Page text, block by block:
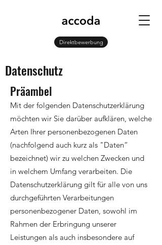
Direktbewerbung
Datenschutz
Präambel
Mit der folgenden Datenschutzerklärung
möchten wir Sie darüber aufklären, welche
Arten Ihrer personenbezogenen Daten
(nachfolgend auch kurz als "Daten“
bezeichnet) wir zu welchen Zwecken und
in welchem Umfang verarbeiten. Die
Datenschutzerklärung gilt für alle von uns
durchgeführten Verarbeitungen
personenbezogener Daten, sowohl im
Rahmen der Erbringung unserer
Leistungen als auch insbesondere auf